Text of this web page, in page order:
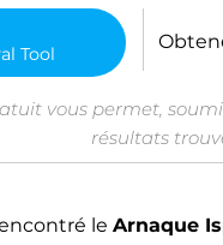
vous permet,
résultats
le Arnaque